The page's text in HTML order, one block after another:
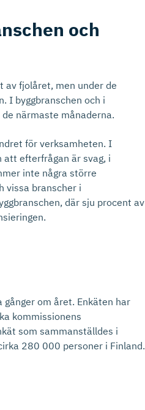
och
fjolåret, men under de
I byggbranschen och i
närmaste månaderna.
för verksamheten. I
att efterfrågan är svag, i
inte några större
vissa branscher i
där sju procent av
om året. Enkäten har
kommissionens
som sammanställdes i
280 000 personer i Finland.